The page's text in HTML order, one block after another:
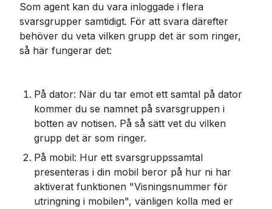
Som agent kan du vara inloggade i flera
svarsgrupper samtidigt. För att svara därefter
behöver du veta vilken grupp det är som ringer,
så här fungerar det:
På dator: När du tar emot ett samtal på dator
kommer du se namnet på svarsgruppen i
botten av notisen. På så sätt vet du vilken
grupp det är som ringer.
På mobil: Hur ett svarsgruppssamtal
presenteras i din mobil beror på hur ni har
aktiverat funktionen "Visningsnummer för
utringning i mobilen", vänligen kolla med er